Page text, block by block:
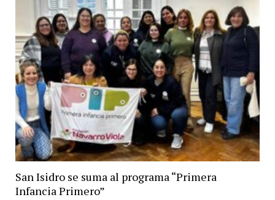
San Isidro se suma al programa “Primera
Infancia Primero”